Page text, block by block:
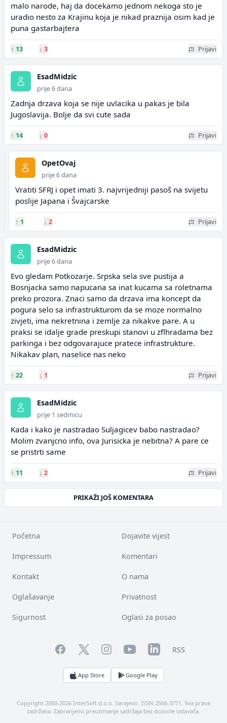
malo narode, haj da docekamo jednom nekoga sto je
uradio nesto za Krajinu koja je nikad praznija osim kad je
puna gastarbajtera
↑ 13 ↓ 3 Prijavi
EsadMidzic
prije 6 dana
Zadnja drzava koja se nije uvlacika u pakas je bila
Jugoslavija. Bolje da svi cute sada
↑ 14 ↓ 0 Prijavi
OpetOvaj
prije 6 dana
Vratiti SFRJ i opet imati 3. najvrijedniji pasoš na svijetu
poslije Japana i Švajcarske
↑ 1 ↓ 2 Prijavi
EsadMidzic
prije 6 dana
Evo gledam Potkozarje. Srpska sela sve pustija a
Bosnjacka samo napucana sa inat kucama sa roletnama
preko prozora. Znaci samo da drzava ima koncept da
pogura selo sa infrastrukturom da se moze normalno
zivjeti, ima nekretnina i zemlje za nikakve pare. A u
praksi se idalje grade preskupi stanovi u zflhradama bez
parkinga i bez odgovarajuce pratece infrastrukture.
Nikakav plan, naselice nas neko
↑ 22 ↓ 1 Prijavi
EsadMidzic
prije 1 sedmicu
Kada i kako je nastradao Suljagicev babo nastradao?
Molim zvanjcno info, ova Jurisicka je nebitna? A pare ce
se pristrti same
↑ 11 ↓ 2 Prijavi
PRIKAŽI JOŠ KOMENTARA
Početna Dojavite vijest
Impressum Komentari
Kontakt O nama
Oglašavanje Privatnost
Sigurnost Oglasi za posao
FacebookTwitterInstagramYouTubeLinkedInRSS
App Store Google Play
Copyright 2000-2026 InterSoft d.o.o. Sarajevo. ISSN 2566-3771. Sva prava
zadržana. Zabranjeno preuzimanje sadržaja bez dozvole izdavača.